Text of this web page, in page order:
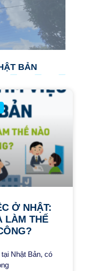
BẢN
Ở NHẬT:
LÀM THẾ
Nhật Bản, có